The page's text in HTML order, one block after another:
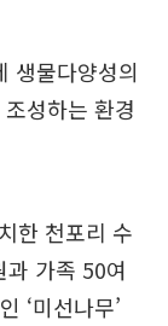
생물다양성의
성하는 환경
한 천포리 수
과 가족 50여
‘미선나무’